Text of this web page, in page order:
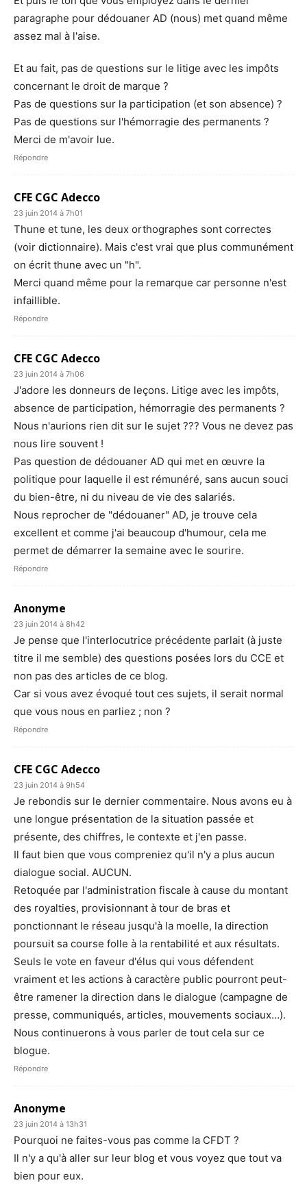
paragraphe pour dédouaner AD (nous) met quand même
assez mal à l'aise.
Et au fait, pas de questions sur le litige avec les impôts
concernant le droit de marque ?
Pas de questions sur la participation (et son absence) ?
Pas de questions sur l'hémorragie des permanents ?
Merci de m'avoir lue.
Répondre
CFE CGC Adecco
23 juin 2014 à 7h01
Thune et tune, les deux orthographes sont correctes
(voir dictionnaire). Mais c'est vrai que plus communément
on écrit thune avec un "h".
Merci quand même pour la remarque car personne n'est
infaillible.
Répondre
CFE CGC Adecco
23 juin 2014 à 7h06
J'adore les donneurs de leçons. Litige avec les impôts,
absence de participation, hémorragie des permanents ?
Nous n'aurions rien dit sur le sujet ??? Vous ne devez pas
nous lire souvent !
Pas question de dédouaner AD qui met en œuvre la
politique pour laquelle il est rémunéré, sans aucun souci
du bien-être, ni du niveau de vie des salariés.
Nous reprocher de "dédouaner" AD, je trouve cela
excellent et comme j'ai beaucoup d'humour, cela me
permet de démarrer la semaine avec le sourire.
Répondre
Anonyme
23 juin 2014 à 8h42
Je pense que l'interlocutrice précédente parlait (à juste
titre il me semble) des questions posées lors du CCE et
non pas des articles de ce blog.
Car si vous avez évoqué tout ces sujets, il serait normal
que vous nous en parliez ; non ?
Répondre
CFE CGC Adecco
23 juin 2014 à 9h54
Je rebondis sur le dernier commentaire. Nous avons eu à
une longue présentation de la situation passée et
présente, des chiffres, le contexte et j'en passe.
Il faut bien que vous compreniez qu'il n'y a plus aucun
dialogue social. AUCUN.
Retoquée par l'administration fiscale à cause du montant
des royalties, provisionnant à tour de bras et
ponctionnant le réseau jusqu'à la moelle, la direction
poursuit sa course folle à la rentabilité et aux résultats.
Seuls le vote en faveur d'élus qui vous défendent
vraiment et les actions à caractère public pourront peut-
être ramener la direction dans le dialogue (campagne de
presse, communiqués, articles, mouvements sociaux…).
Nous continuerons à vous parler de tout cela sur ce
blogue.
Répondre
Anonyme
23 juin 2014 à 13h31
Pourquoi ne faites-vous pas comme la CFDT ?
Il n'y a qu'à aller sur leur blog et vous voyez que tout va
bien pour eux.